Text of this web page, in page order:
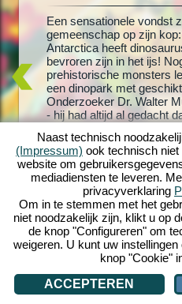
je
meer
je
en
en
aan
wereld
Een sensationele vondst
gemeenschap op zijn
Antarctica heeft
bevroren zijn in het ijs!
prehistorische monsters
een dinopark met
Onderzoeker Dr. Walter
- hij had altijd al gedacht
gewekt. Maar zal hij er
met zijn vermiste vrouw
wild prehistorisch
Primeval Zoo!
Naast technisch
(Impressum) ook technisch
website om
mediadiensten te leveren.
privacyverklaring
Om in te stemmen met het
niet noodzakelijk zijn, klikt u op
de knop "Configureren" om
weigeren. U kunt uw
knop "Cookie"
ACCEPTEREN